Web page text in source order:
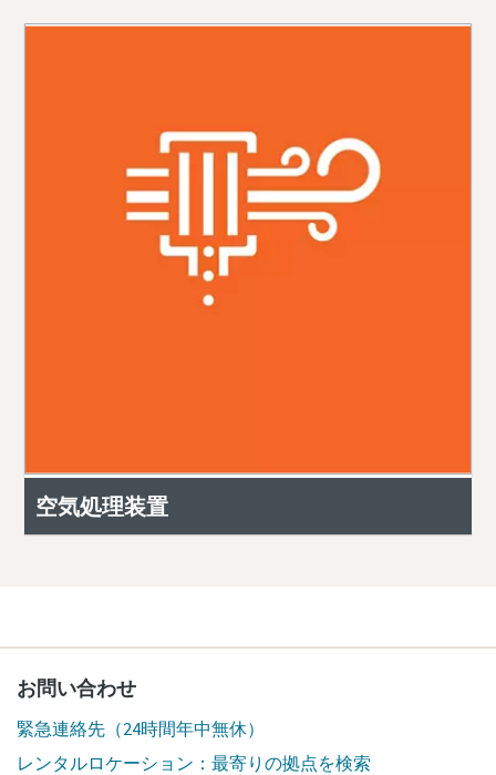
空気処理装置
お問い合わせ
緊急連絡先（24時間年中無休）
レンタルロケーション：最寄りの拠点を検索